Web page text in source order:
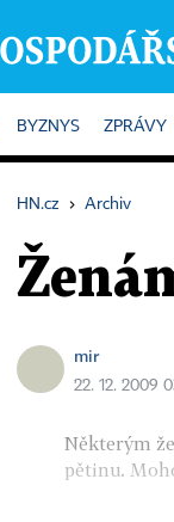
HOME
BYZNYS ZPRÁVY
HN.cz › Archiv
mir
22. 12. 2009
Některým
pětinu.